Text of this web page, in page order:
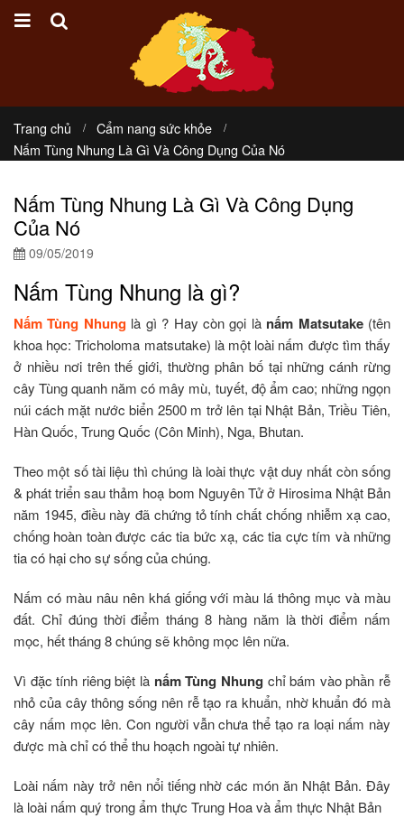
Trang chủ
Cẩm nang sức khỏe
Nấm Tùng Nhung Là Gì Và Công Dụng Của Nó
Nấm Tùng Nhung Là Gì Và Công Dụng
Của Nó
09/05/2019
Nấm Tùng Nhung là gì?
Nấm Tùng Nhunglà gì ? Hay còn gọi là nấm Matsutake(tên
khoa học: Tricholoma matsutake) là một loài nấm được tìm thấy
ở nhiều nơi trên thế giới, thường phân bố tại những cánh rừng
cây Tùng quanh năm có mây mù, tuyết, độ ẩm cao; những ngọn
núi cách mặt nước biển 2500 m trở lên tại Nhật Bản, Triều Tiên,
Hàn Quốc, Trung Quốc (Côn Minh), Nga, Bhutan.
Theo một số tài liệu thì chúng là loài thực vật duy nhất còn sống
& phát triển sau thảm hoạ bom Nguyên Tử ở Hirosima Nhật Bản
năm 1945, điều này đã chứng tỏ tính chất chống nhiễm xạ cao,
chống hoàn toàn được các tia bức xạ, các tia cực tím và những
tia có hại cho sự sống của chúng.
Nấm có màu nâu nên khá giống với màu lá thông mục và màu
đất. Chỉ đúng thời điểm tháng 8 hàng năm là thời điểm nấm
mọc, hết tháng 8 chúng sẽ không mọc lên nữa.
Vì đặc tính riêng biệt là nấm Tùng Nhung chỉ bám vào phần rễ
nhỏ của cây thông sống nên rễ tạo ra khuẩn, nhờ khuẩn đó mà
cây nấm mọc lên. Con người vẫn chưa thể tạo ra loại nấm này
được mà chỉ có thể thu hoạch ngoài tự nhiên.
Loài nấm này trở nên nổi tiếng nhờ các món ăn Nhật Bản. Đây
là loài nấm quý trong ẩm thực Trung Hoa và ẩm thực Nhật Bản